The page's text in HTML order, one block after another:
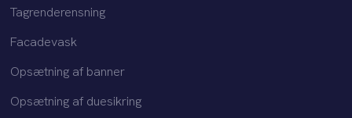
Tagrenderensning
Facadevask
Opsætning af banner
Opsætning af duesikring